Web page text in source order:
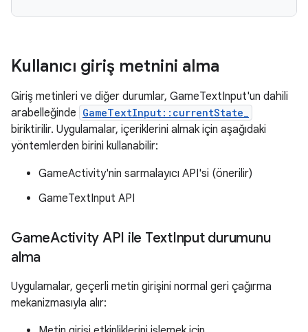
Kullanıcı giriş metnini alma
Giriş metinleri ve diğer durumlar, GameTextInput'un dahili
arabelleğinde GameTextInput::currentState_
biriktirilir. Uygulamalar, içeriklerini almak için aşağıdaki
yöntemlerden birini kullanabilir:
GameActivity'nin sarmalayıcı API'si (önerilir)
GameTextInput API
GameActivity API ile TextInput durumunu
alma
Uygulamalar, geçerli metin girişini normal geri çağırma
mekanizmasıyla alır: